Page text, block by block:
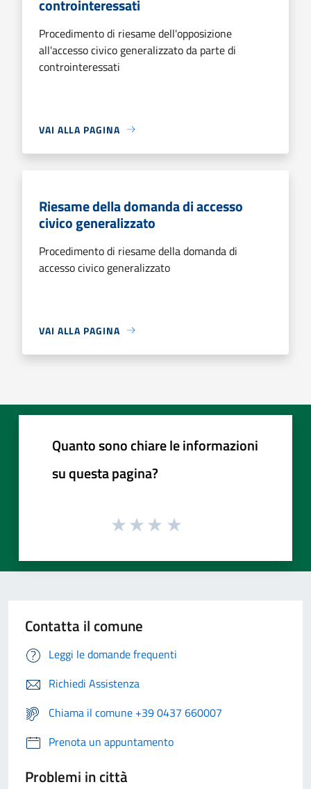
controinteressati
Procedimento di riesame dell'opposizione
all'accesso civico generalizzato da parte di
controinteressati
VAI ALLA PAGINA
Riesame della domanda di accesso
civico generalizzato
Procedimento di riesame della domanda di
accesso civico generalizzato
VAI ALLA PAGINA
Quanto sono chiare le informazioni
su questa pagina?
Contatta il comune
Leggi le domande frequenti
Richiedi Assistenza
Chiama il comune +39 0437 660007
Prenota un appuntamento
Problemi in città